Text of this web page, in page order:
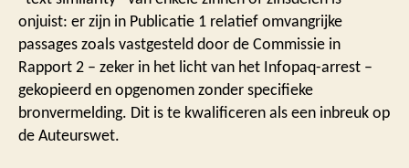
onjuist: er zijn in Publicatie 1 relatief omvangrijke
passages zoals vastgesteld door de Commissie in
Rapport 2 – zeker in het licht van het Infopaq-arrest –
gekopieerd en opgenomen zonder specifieke
bronvermelding. Dit is te kwalificeren als een inbreuk op
de Auteurswet.